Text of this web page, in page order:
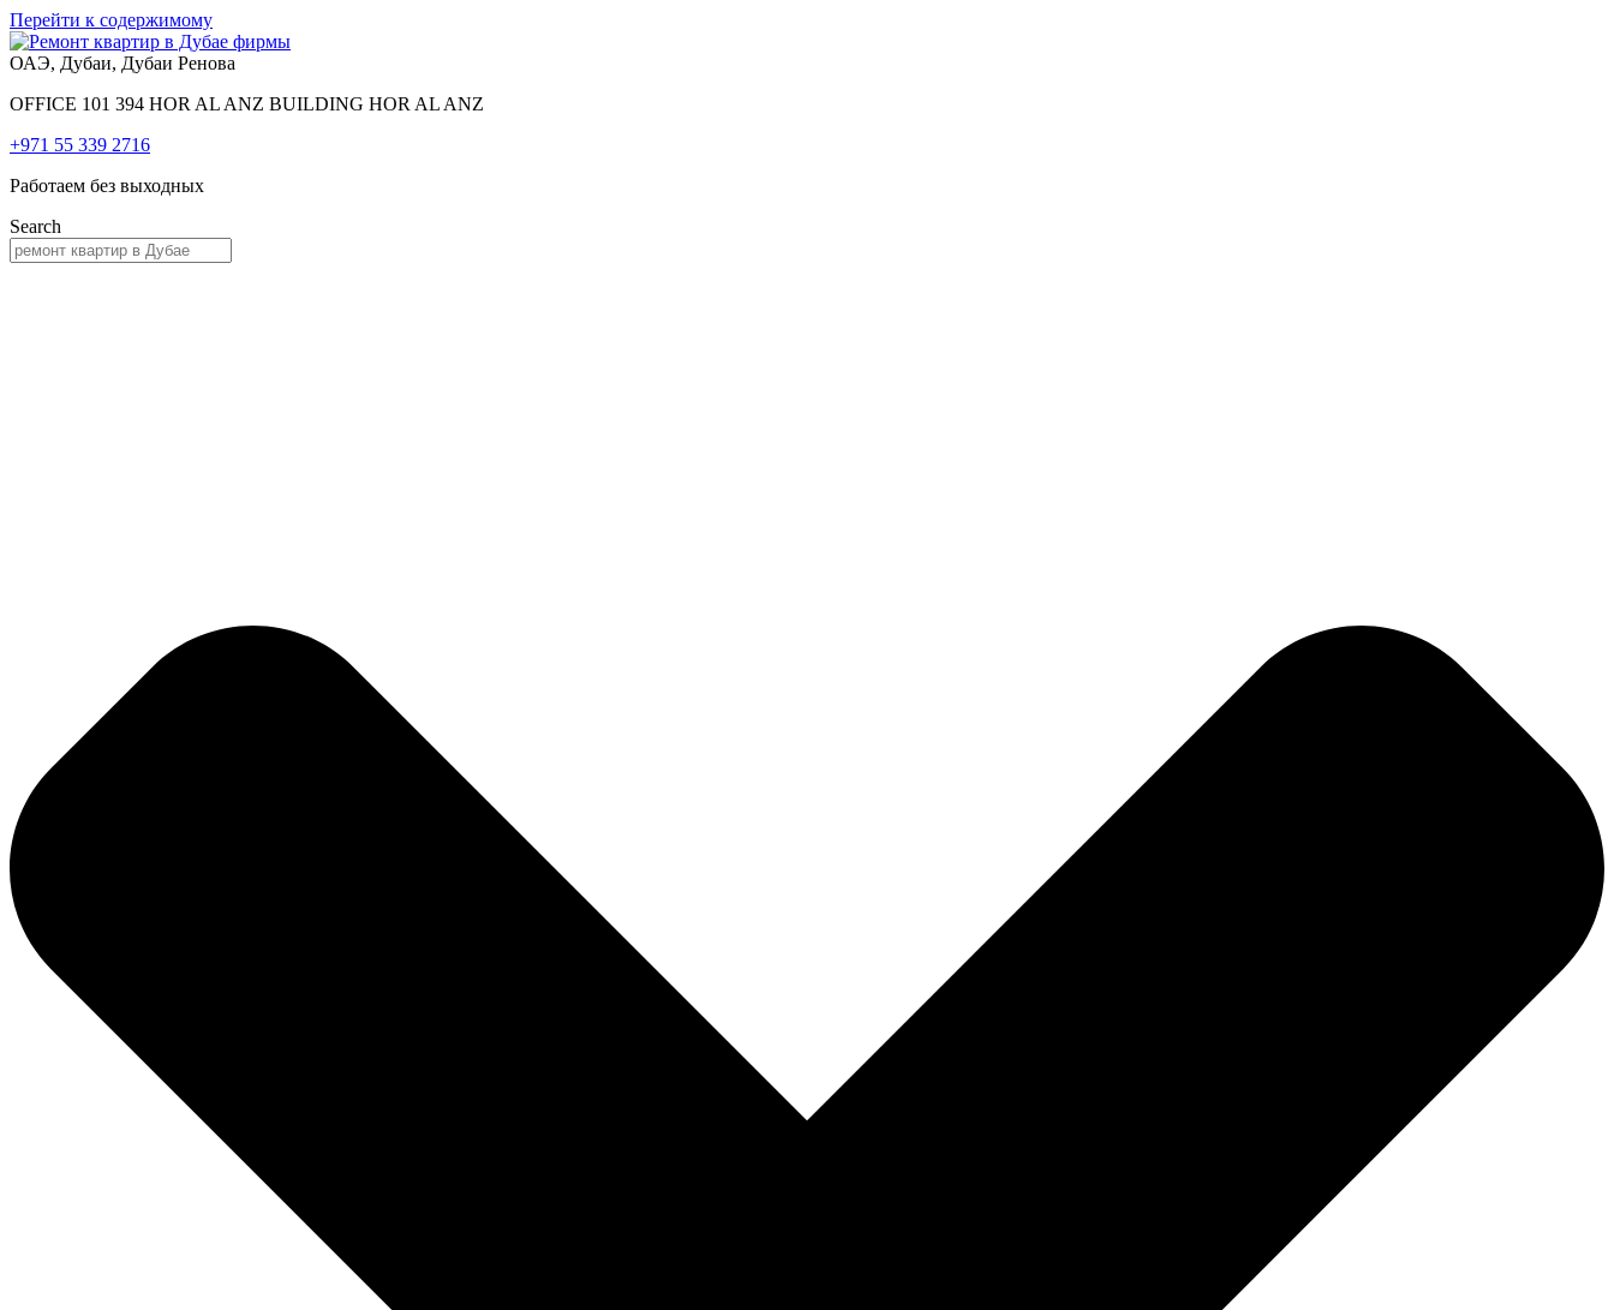
Перейти к содержимому
ОАЭ, Дубаи, Дубаи Ренова
OFFICE 101 394 HOR AL ANZ BUILDING HOR AL ANZ
+971 55 339 2716
Работаем без выходных
Search